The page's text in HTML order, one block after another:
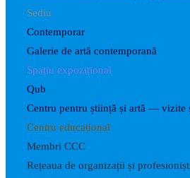
Sediu
Contemporar
Galerie de artă contemporană
Spațiu expozițional
Qub
Centru pentru știință și artă — vizite
Centru educațional
Membri CCC
Rețeaua de organizații și